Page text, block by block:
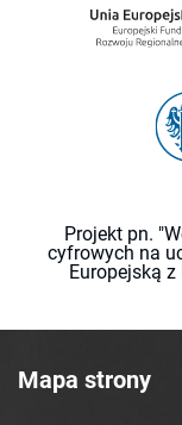
Projekt pn.
cyfrowych na
Europejską
Mapa strony